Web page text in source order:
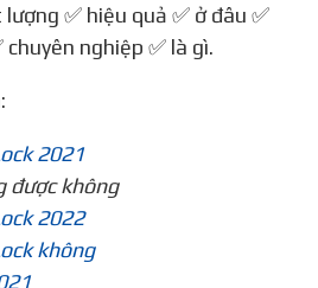
✅ hiệu quả ✅ ở đâu ✅
nghiệp ✅ là gì.
2021
được không
2022
không